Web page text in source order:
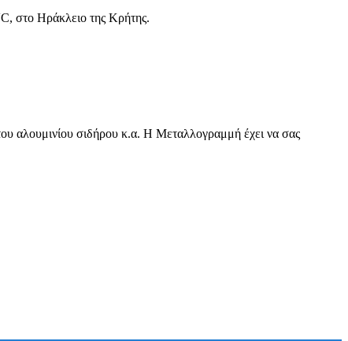
στο Ηράκλειο της Κρήτης.
σιδήρου κ.α. Η Μεταλλογραμμή έχει να σας